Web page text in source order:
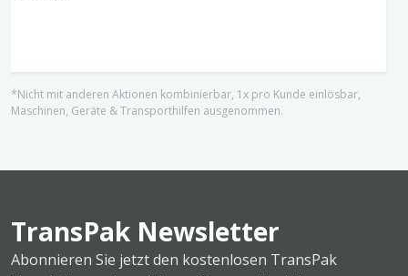
*Nicht mit anderen Aktionen kombinierbar, 1x pro Kunde einlösbar,
Maschinen, Geräte & Transporthilfen ausgenommen.
TransPak Newsletter
Abonnieren Sie jetzt den kostenlosen TransPak